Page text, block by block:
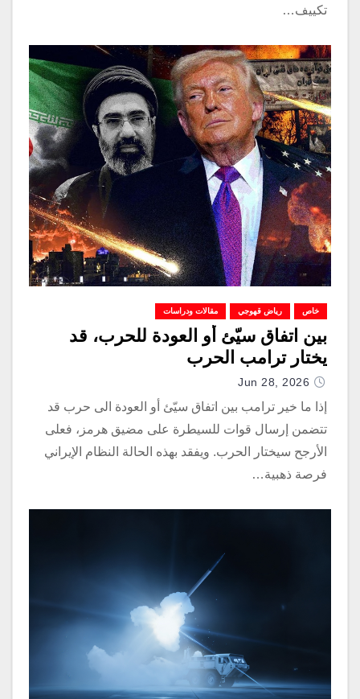
تكييف…
خاص رياض قهوجي مقالات ودراسات
بين اتفاق سيّئ أو العودة للحرب، قد
يختار ترامب الحرب
Jun 28, 2026
إذا ما خير ترامب بين اتفاق سيّئ أو العودة الى حرب قد
تتضمن إرسال قوات للسيطرة على مضيق هرمز، فعلى
الأرجح سيختار الحرب. ويفقد بهذه الحالة النظام الإيراني
فرصة ذهبية…